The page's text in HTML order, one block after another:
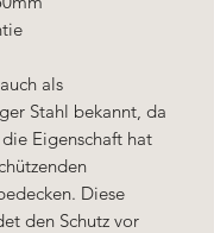
als
Stahl bekannt, da
Eigenschaft hat
Diese
den Schutz vor